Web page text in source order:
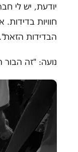
יודעת, יש לי
חוויות
הבדידות הזאת".
נועה: "זה